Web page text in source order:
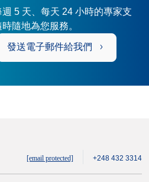
5 天、每天 24 小時的專家支
隨地為您服務。
發送電子郵件給我們
[email protected] +248 432 3314